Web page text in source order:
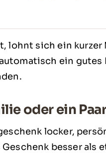
lohnt sich ein
ein gutes
oder ein
locker,
besser als